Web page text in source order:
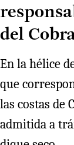
del
En la hélice
que
las costas de
admitida a